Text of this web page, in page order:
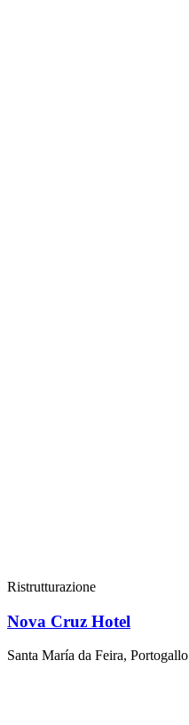
Ristrutturazione
Nova Cruz Hotel
Santa María da Feira, Portogallo